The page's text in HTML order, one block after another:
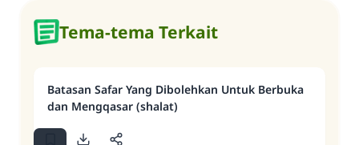
Tema-tema Terkait
Batasan Safar Yang Dibolehkan Untuk Berbuka
dan Mengqasar (shalat)